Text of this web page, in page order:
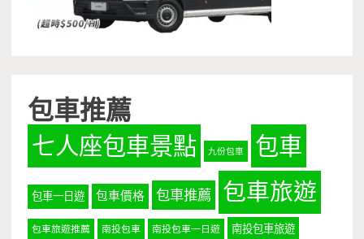
包車推薦
七人座包車景點 九份包車 包車
包車一日遊 包車價格 包車推薦 包車旅遊
包車旅遊推薦 南投包車 南投包車一日遊 南投包車旅遊